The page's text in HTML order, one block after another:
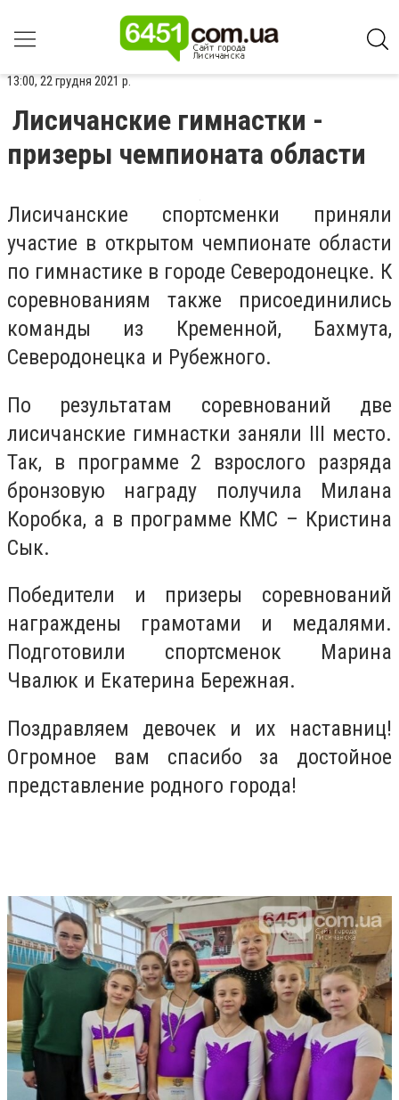
13:00, 22 грудня 2021 р.
Лисичанские гимнастки -
призеры чемпионата области
Лисичанские спортсменки приняли
участие в открытом чемпионате области
по гимнастике в городе Северодонецке. К
соревнованиям также присоединились
команды из Кременной, Бахмута,
Северодонецка и Рубежного.
По результатам соревнований две
лисичанские гимнастки заняли ІІІ место.
Так, в программе 2 взрослого разряда
бронзовую награду получила Милана
Коробка, а в программе КМС – Кристина
Сык.
Победители и призеры соревнований
награждены грамотами и медалями.
Подготовили спортсменок Марина
Чвалюк и Екатерина Бережная.
Поздравляем девочек и их наставниц!
Огромное вам спасибо за достойное
представление родного города!